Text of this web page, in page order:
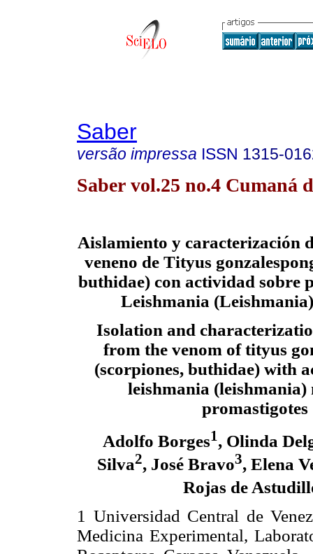
Saber
versão impressa ISSN 1315-
Saber vol.25 no.4 Cumaná
Aislamiento y caracterización
veneno de Tityus
buthidae) con actividad sobre
Leishmania
Isolation and
from the venom of tityus
(scorpiones, buthidae) with
leishmania (leishmania)
promastigotes
Adolfo Borges1, Olinda
Silva2, José Bravo3, Elena
Rojas de
1 Universidad Central de
Medicina Experimental,